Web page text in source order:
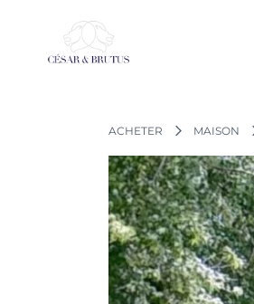
contenu
ACHETER MAISON